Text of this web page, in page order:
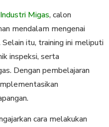
Migas, calon
mendalam mengenai
itu, training ini meliputi
inspeksi, serta
Dengan pembelajaran
cara melakukan